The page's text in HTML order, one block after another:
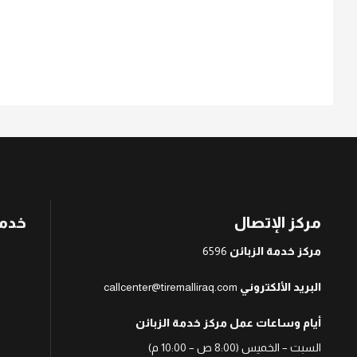
مركز الإتصال
مركز خدمة الزبائن 6596
البريد الألكتروني callcenter@tiremalliraq.com
أيام وساعات عمل مركز خدمة الزبائن
السبت – الخميس (8:00 ص – 10:00 م)